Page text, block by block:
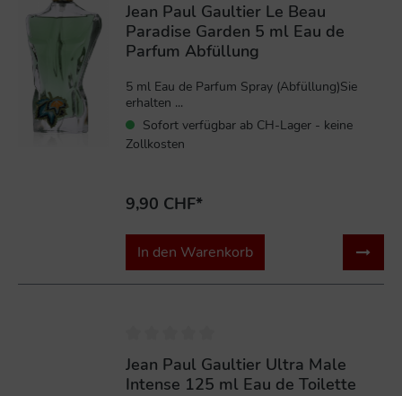
Jean Paul Gaultier Le Beau
Paradise Garden 5 ml Eau de
Parfum Abfüllung
5 ml Eau de Parfum Spray (Abfüllung)Sie
erhalten ...
Sofort verfügbar ab CH-Lager - keine
Zollkosten
9,90 CHF*
In den Warenkorb
Jean Paul Gaultier Ultra Male
Intense 125 ml Eau de Toilette